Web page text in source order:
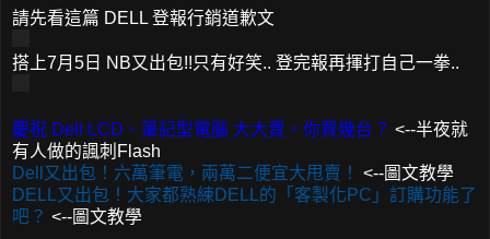
請先看這篇 DELL 登報行銷道歉文
搭上7月5日 NB又出包!!只有好笑.. 登完報再揮打自己一拳..
慶祝 Dell LCD、筆記型電腦 大大賣，你買幾台？ <--半夜就
有人做的諷刺Flash
Dell又出包！六萬筆電，兩萬二便宜大甩賣！
<--圖文教學
DELL又出包！大家都熟練DELL的「客製化PC」訂購功能了
吧？ <--圖文教學